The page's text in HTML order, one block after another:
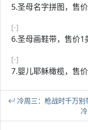
5.圣母名字拼图，售
[-]
6.圣母画鞋带，售价
[-]
7.婴儿耶稣橄榄，售
冷周三：枪战时千万别